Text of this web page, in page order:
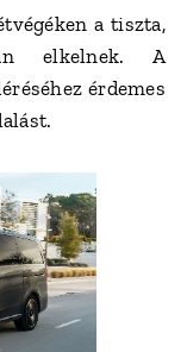
a tiszta,
elkelnek. A
érdemes